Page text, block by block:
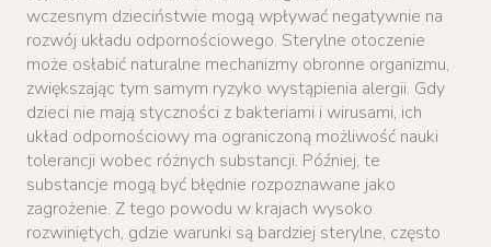
wczesnym dzieciństwie mogą wpływać negatywnie na
rozwój układu odpornościowego. Sterylne otoczenie
może osłabić naturalne mechanizmy obronne organizmu,
zwiększając tym samym ryzyko wystąpienia alergii. Gdy
dzieci nie mają styczności z bakteriami i wirusami, ich
układ odpornościowy ma ograniczoną możliwość nauki
tolerancji wobec różnych substancji. Później, te
substancje mogą być błędnie rozpoznawane jako
zagrożenie. Z tego powodu w krajach wysoko
rozwiniętych, gdzie warunki są bardziej sterylne, często